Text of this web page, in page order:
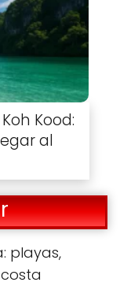
Kood:
al
playas,